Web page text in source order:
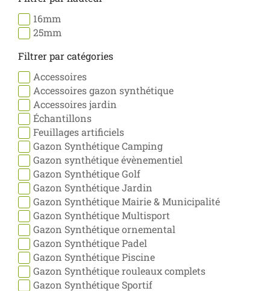
16mm
25mm
Filtrer par catégories
Accessoires
Accessoires gazon synthétique
Accessoires jardin
Échantillons
Feuillages artificiels
Gazon Synthétique Camping
Gazon synthétique évènementiel
Gazon Synthétique Golf
Gazon Synthétique Jardin
Gazon Synthétique Mairie & Municipalité
Gazon Synthétique Multisport
Gazon Synthétique ornemental
Gazon Synthétique Padel
Gazon Synthétique Piscine
Gazon Synthétique rouleaux complets
Gazon Synthétique Sportif